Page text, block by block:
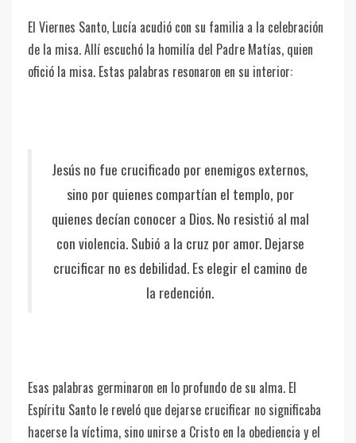
El Viernes Santo, Lucía acudió con su familia a la celebración
de la misa. Allí escuchó la homilía del Padre Matías, quien
ofició la misa. Estas palabras resonaron en su interior:
Jesús no fue crucificado por enemigos externos,
sino por quienes compartían el templo, por
quienes decían conocer a Dios. No resistió al mal
con violencia. Subió a la cruz por amor. Dejarse
crucificar no es debilidad. Es elegir el camino de
la redención.
Esas palabras germinaron en lo profundo de su alma. El
Espíritu Santo le reveló que dejarse crucificar no significaba
hacerse la víctima, sino unirse a Cristo en la obediencia y el